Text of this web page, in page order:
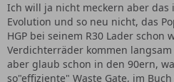
Ich will ja nicht meckern aber das
Evolution und so neu nicht, das
HGP bei seinem R30 Lader schon
Verdichterräder kommen
aber glaub schon in den 90ern,
so"effiziente" Waste Gate, im